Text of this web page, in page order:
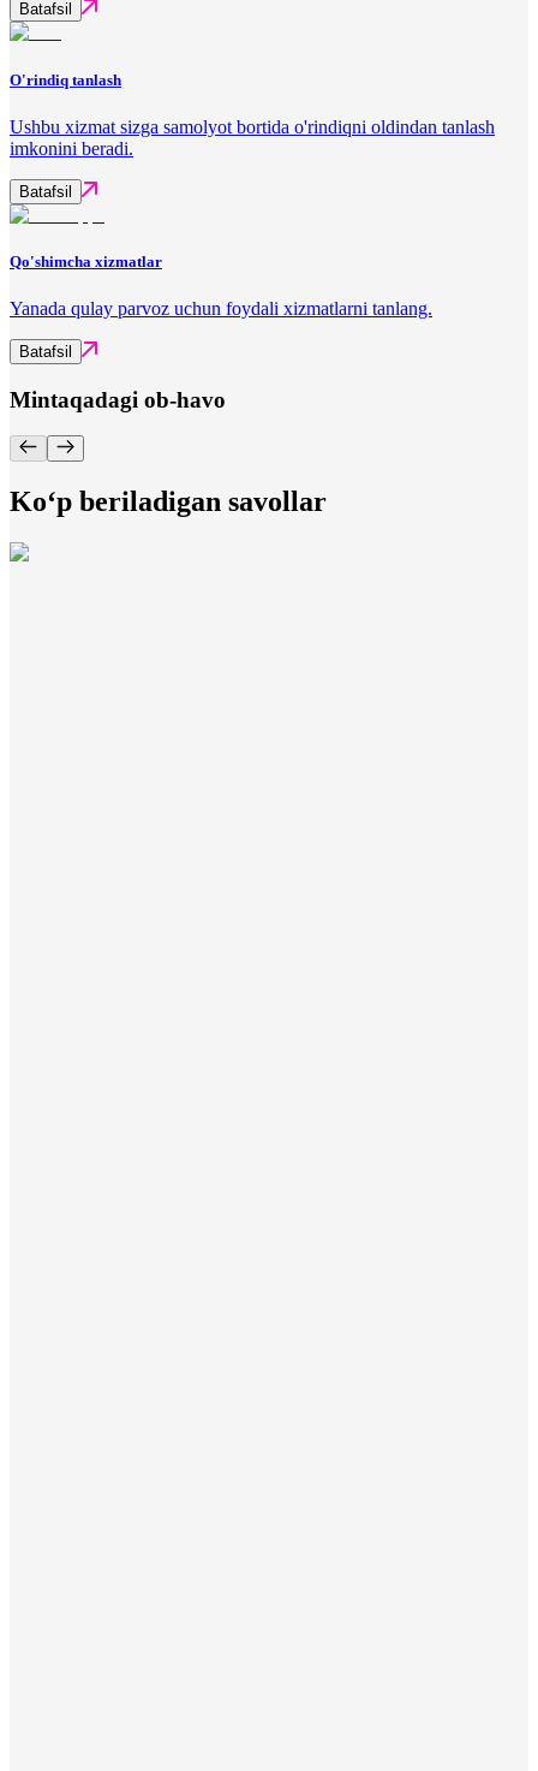
Batafsil
O'rindiq tanlash
Ushbu xizmat sizga samolyot bortida o'rindiqni oldindan tanlash
imkonini beradi.
Batafsil
Qo'shimcha xizmatlar
Yanada qulay parvoz uchun foydali xizmatlarni tanlang.
Batafsil
Mintaqadagi ob-havo
Ko‘p beriladigan savollar